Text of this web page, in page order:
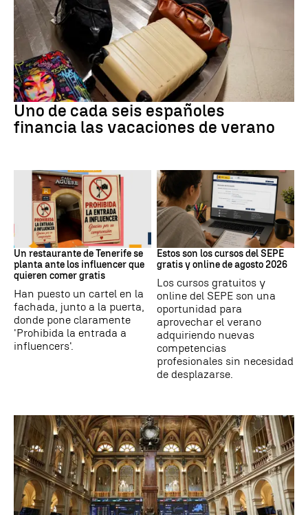
Subida precios
Uno de cada seis españoles
financia las vacaciones de verano
Redes Sociales
Un restaurante de Tenerife se
planta ante los influencer que
quieren comer gratis
Han puesto un cartel en la
fachada, junto a la puerta,
donde pone claramente
'Prohibida la entrada a
influencers'.
Formación
Estos son los cursos del SEPE
gratis y online de agosto 2026
Los cursos gratuitos y
online del SEPE son una
oportunidad para
aprovechar el verano
adquiriendo nuevas
competencias
profesionales sin necesidad
de desplazarse.